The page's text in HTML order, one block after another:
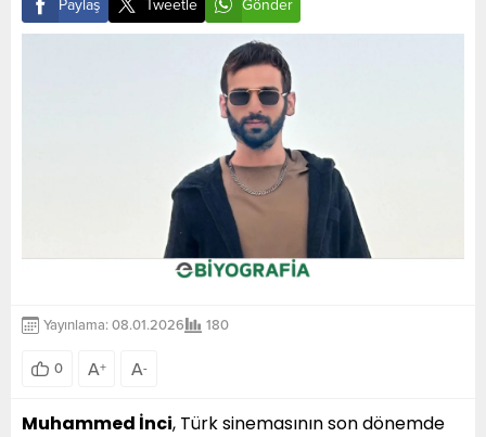
Paylaş Tweetle Gönder
Yayınlama: 08.01.2026 180
0 A+ A-
Muhammed İnci, Türk sinemasının son dönemde